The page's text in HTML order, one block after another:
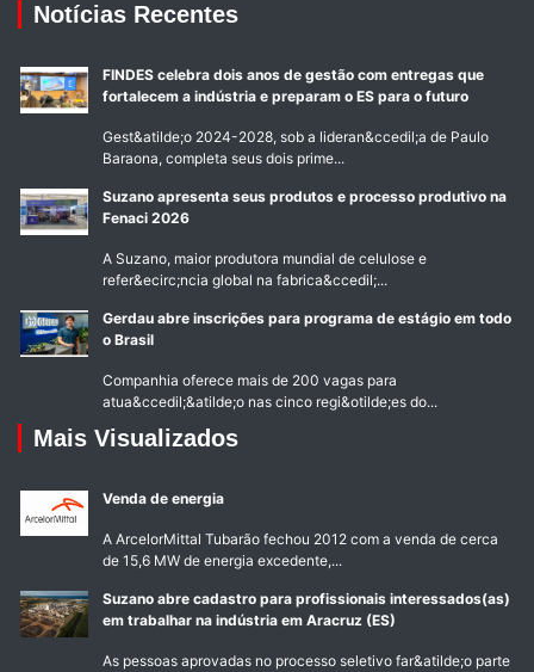
Notícias Recentes
FINDES celebra dois anos de gestão com entregas que
fortalecem a indústria e preparam o ES para o futuro
Gest&atilde;o 2024-2028, sob a lideran&ccedil;a de Paulo
Baraona, completa seus dois prime...
Suzano apresenta seus produtos e processo produtivo na
Fenaci 2026
A Suzano, maior produtora mundial de celulose e
refer&ecirc;ncia global na fabrica&ccedil;...
Gerdau abre inscrições para programa de estágio em todo
o Brasil
Companhia oferece mais de 200 vagas para
atua&ccedil;&atilde;o nas cinco regi&otilde;es do...
Mais Visualizados
Venda de energia
A ArcelorMittal Tubarão fechou 2012 com a venda de cerca
de 15,6 MW de energia excedente,...
Suzano abre cadastro para profissionais interessados(as)
em trabalhar na indústria em Aracruz (ES)
As pessoas aprovadas no processo seletivo far&atilde;o parte